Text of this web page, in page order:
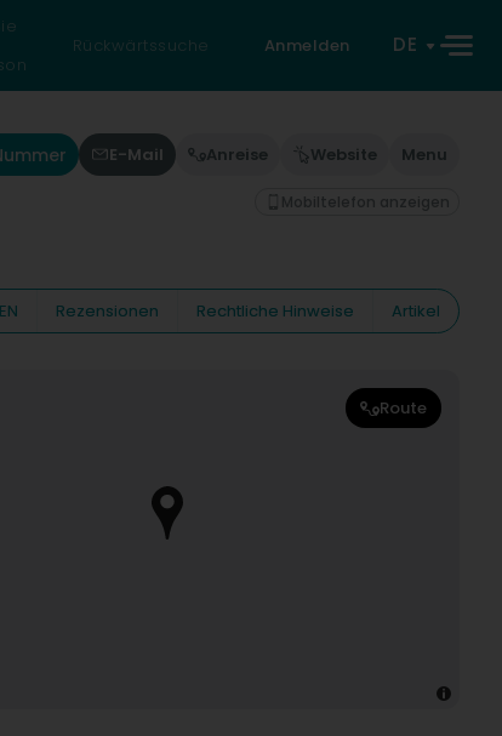
Rückwärtssuche Anmelden DE
E-Mail Anreise Website Menu
Mobiltelefon anzeigen
Rezensionen Rechtliche Hinweise
Artikel
Route